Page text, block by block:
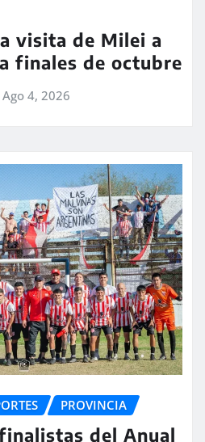
visita de Milei a
finales de octubre
Ago 4, 2026
PROVINCIA
del Anual